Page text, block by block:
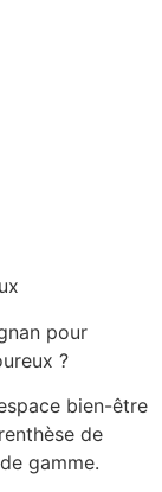
pour
?
bien-être
de
gamme.